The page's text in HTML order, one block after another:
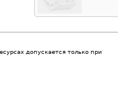
допускается только при